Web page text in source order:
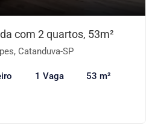
com 2 quartos, 53m²
Catanduva-SP
1 Vaga 53 m²